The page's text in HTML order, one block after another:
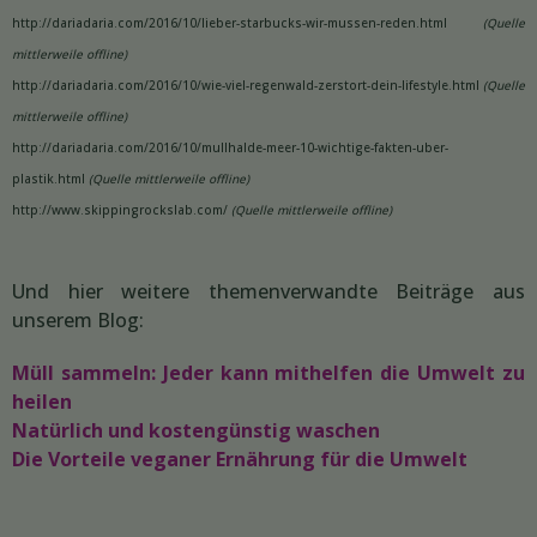
http://dariadaria.com/2016/10/lieber-starbucks-wir-mussen-reden.html (Quelle
mittlerweile offline)
http://dariadaria.com/2016/10/wie-viel-regenwald-zerstort-dein-lifestyle.html (Quelle
mittlerweile offline)
http://dariadaria.com/2016/10/mullhalde-meer-10-wichtige-fakten-uber-
plastik.html (Quelle mittlerweile offline)
http://www.skippingrockslab.com/ (Quelle mittlerweile offline)
Und hier weitere themenverwandte Beiträge aus
unserem Blog:
Müll sammeln: Jeder kann mithelfen die Umwelt zu
heilen
Natürlich und kostengünstig waschen
Die Vorteile veganer Ernährung für die Umwelt